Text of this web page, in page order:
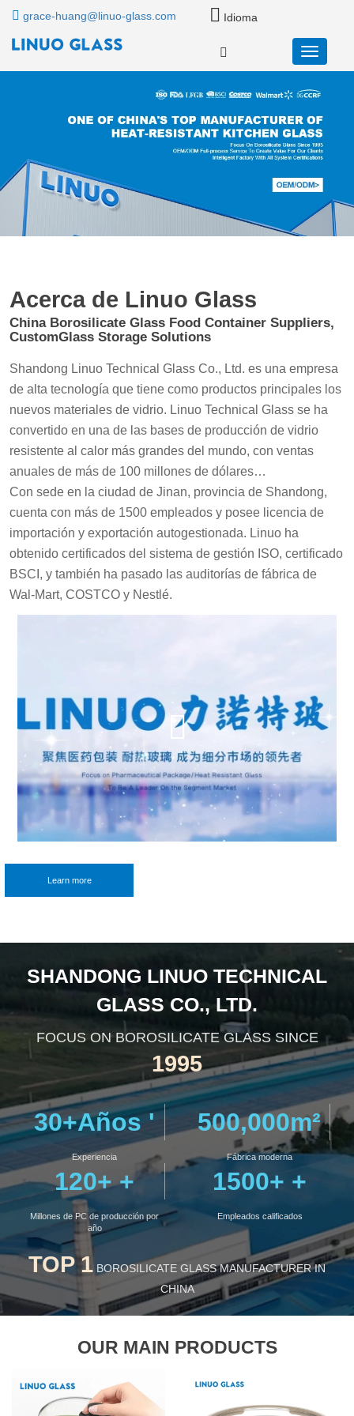
grace-huang@linuo-glass.com Idioma
Acerca de Linuo Glass
China Borosilicate Glass Food Container Suppliers,
CustomGlass Storage Solutions
Shandong Linuo Technical Glass Co., Ltd. es una empresa
de alta tecnología que tiene como productos principales los
nuevos materiales de vidrio. Linuo Technical Glass se ha
convertido en una de las bases de producción de vidrio
resistente al calor más grandes del mundo, con ventas
anuales de más de 100 millones de dólares
estadounidenses.
Con sede en la ciudad de Jinan, provincia de Shandong,
cuenta con más de 1500 empleados y posee licencia de
importación y exportación autogestionada. Linuo ha
obtenido certificados del sistema de gestión ISO, certificado
BSCI, y también ha pasado las auditorías de fábrica de
Wal-Mart, COSTCO y Nestlé.
Learn more
SHANDONG LINUO TECHNICAL
GLASS CO., LTD.
FOCUS ON BOROSILICATE GLASS SINCE
1995
30+Años '
Experiencia
500,000m²
Fábrica moderna
120+ +
Millones de PC de producción por
año
1500+ +
Empleados calificados
TOP 1 BOROSILICATE GLASS MANUFACTURER IN
CHINA
OUR MAIN PRODUCTS